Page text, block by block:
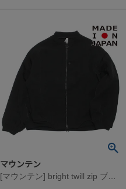
マウンテン
[マウンテン] bright twill zip ブルゾン ブラック